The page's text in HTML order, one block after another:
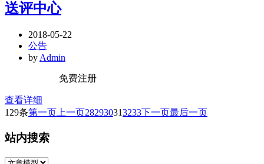
送评中心
2018-05-22
公告
by Admin
免费注册
查看详细
129条第一页 上一页282930313233下一页最后一页
站内搜索